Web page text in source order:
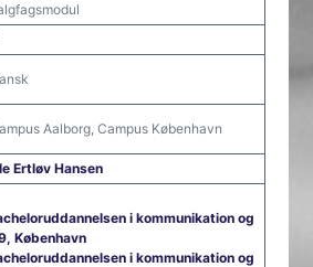
Aalborg, Campus København
Ertløv Hansen
i kommunikation og
København
i kommunikation og